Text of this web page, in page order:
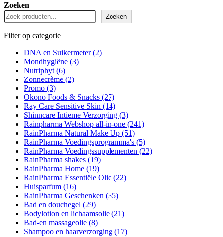
Zoeken
Zoeken
Filter op categorie
DNA en Suikermeter(2)
Mondhygiëne (3)
Nutriphyt (6)
Zonnecrème (2)
Promo (3)
Okono Foods & Snacks (27)
Ray Care Sensitive Skin (14)
Shinncare Intieme Verzorging (3)
Rainpharma Webshop all-in-one (241)
RainPharma Natural Make Up (51)
RainPharma Voedingsprogramma's (5)
RainPharma Voedingssupplementen (22)
RainPharma shakes (19)
RainPharma Home (19)
RainPharma Essentiële Olie (22)
Huisparfum (16)
RainPharma Geschenken (35)
Bad en douchegel (29)
Bodylotion en lichaamsolie (21)
Bad-en massageolie (8)
Shampoo en haarverzorging (17)